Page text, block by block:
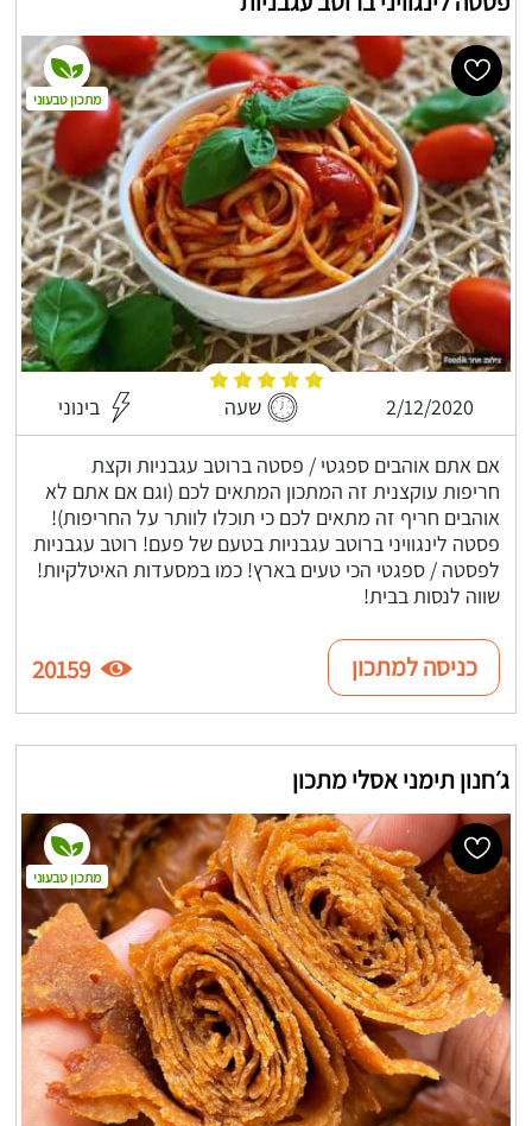
2/12/2020 שעה בינוני
אם אתם אוהבים ספגטי / פסטה ברוטב עגבניות וקצת
חריפות עוקצנית זה המתכון המתאים לכם (וגם אם אתם לא
אוהבים חריף זה מתאים לכם כי תוכלו לוותר על החריפות)!
פסטה לינגוויני ברוטב עגבניות בטעם של פעם! רוטב עגבניות
לפסטה / ספגטי הכי טעים בארץ! כמו במסעדות האיטלקיות!
שווה לנסות בבית!
מתכון טבעוני
כניסה למתכון 20159
ג׳חנון תימני אסלי מתכון
מתכון טבעוני